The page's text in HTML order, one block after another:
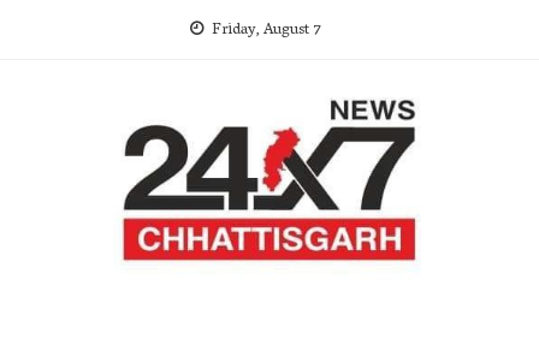
Friday, August 7